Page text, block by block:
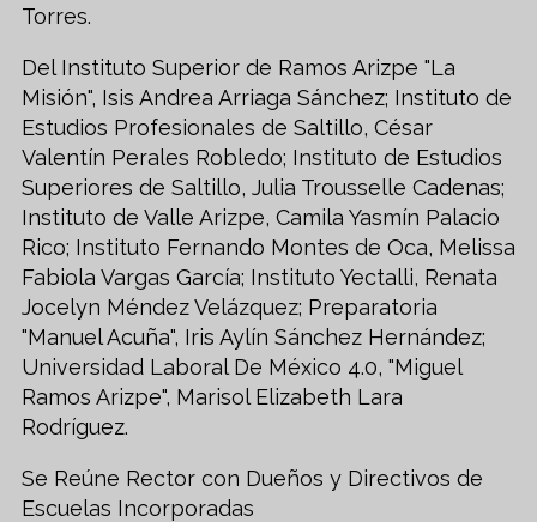
Torres.
Del Instituto Superior de Ramos Arizpe "La
Misión", Isis Andrea Arriaga Sánchez; Instituto de
Estudios Profesionales de Saltillo, César
Valentín Perales Robledo; Instituto de Estudios
Superiores de Saltillo, Julia Trousselle Cadenas;
Instituto de Valle Arizpe, Camila Yasmín Palacio
Rico; Instituto Fernando Montes de Oca, Melissa
Fabiola Vargas García; Instituto Yectalli, Renata
Jocelyn Méndez Velázquez; Preparatoria
"Manuel Acuña", Iris Aylín Sánchez Hernández;
Universidad Laboral De México 4.0, "Miguel
Ramos Arizpe", Marisol Elizabeth Lara
Rodríguez.
Se Reúne Rector con Dueños y Directivos de
Escuelas Incorporadas